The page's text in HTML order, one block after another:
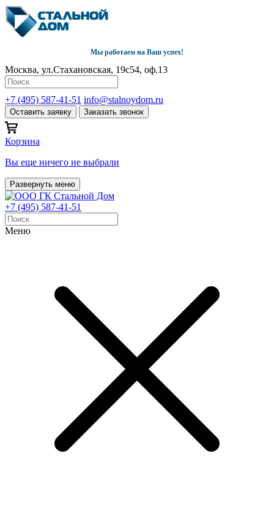
Мы работаем на Ваш успех!
Москва, ул.Стахановская, 19с54, оф.13
+7 (495) 587-41-51 info@stalnoydom.ru
Оставить заявку Заказать звонок
Корзина
Вы еще ничего не выбрали
Развернуть меню
+7 (495) 587-41-51
Меню